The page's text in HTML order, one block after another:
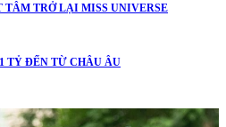
TÂM TRỞ LẠI MISS UNIVERSE
TỶ ĐẾN TỪ CHÂU ÂU